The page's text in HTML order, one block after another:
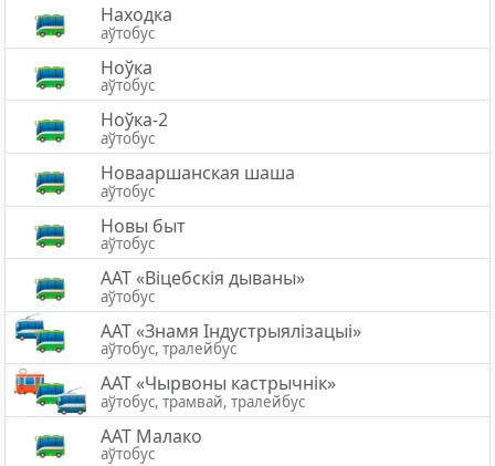
Находка
аўтобус
Ноўка
аўтобус
Ноўка-2
аўтобус
Новааршанская шаша
аўтобус
Новы быт
аўтобус
ААТ «Віцебскія дываны»
аўтобус
ААТ «Знамя Індустрыялізацыі»
аўтобус, тралейбус
ААТ «Чырвоны кастрычнік»
аўтобус, трамвай, тралейбус
ААТ Малако
аўтобус